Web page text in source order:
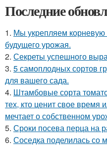
Последние
1. Мы укрепляем корневую
будущего урожая.
2. Секреты успешного
3. 5 самоплодных сортов
для вашего сада.
4. Штамбовые сорта
тех, кто ценит свое время
мечтает о собственном
5. Сроки посева перца на
6. Соседка поделилась со